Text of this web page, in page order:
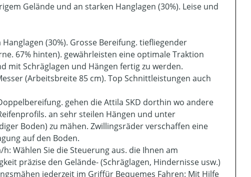
Gelände und an starken Hanglagen (30%). Leise und
(30%). Grosse Bereifung. tiefliegender
67% hinten). gewährleisten eine optimale Traktion
mit Schräglagen und Hängen fertig zu werden.
(Arbeitsbreite 85 cm). Top Schnittleistungen auch
gehen die Attila SKD dorthin wo andere
an sehr steilen Hängen und unter
Boden) zu mähen. Zwillingsräder verschaffen eine
auf den Boden.
Wählen Sie die Steuerung aus. die Ihnen am
präzise den Gelände- (Schräglagen, Hindernisse usw.)
jederzeit im Griffür Bequemes Fahren: Mit Hilfe